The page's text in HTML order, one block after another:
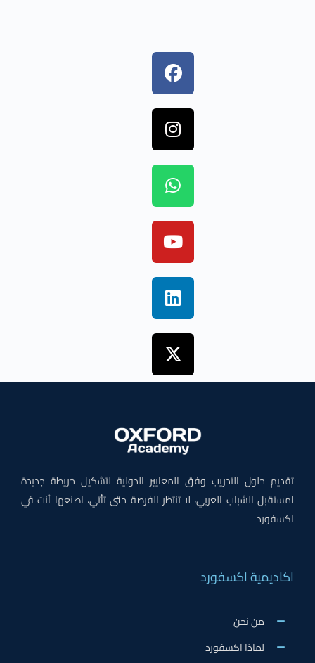
تقديم حلول التدريب وفق المعايير الدولية لتشكيل خريطة جديدة
لمستقبل الشباب العربي، لا تنتظر الفرصة حتى تأتي، اصنعها أنت في
اكسفورد
اكاديمية اكسفورد
من نحن
لماذا اكسفورد